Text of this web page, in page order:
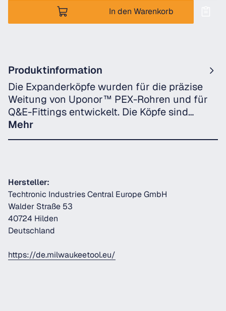
In den Warenkorb
Produktinformation
Die Expanderköpfe wurden für die präzise
Weitung von Uponor™ PEX-Rohren und für
Q&E-Fittings entwickelt. Die Köpfe sind…
Mehr
Hersteller:
Techtronic Industries Central Europe GmbH
Walder Straße 53
40724 Hilden
Deutschland
https://de.milwaukeetool.eu/